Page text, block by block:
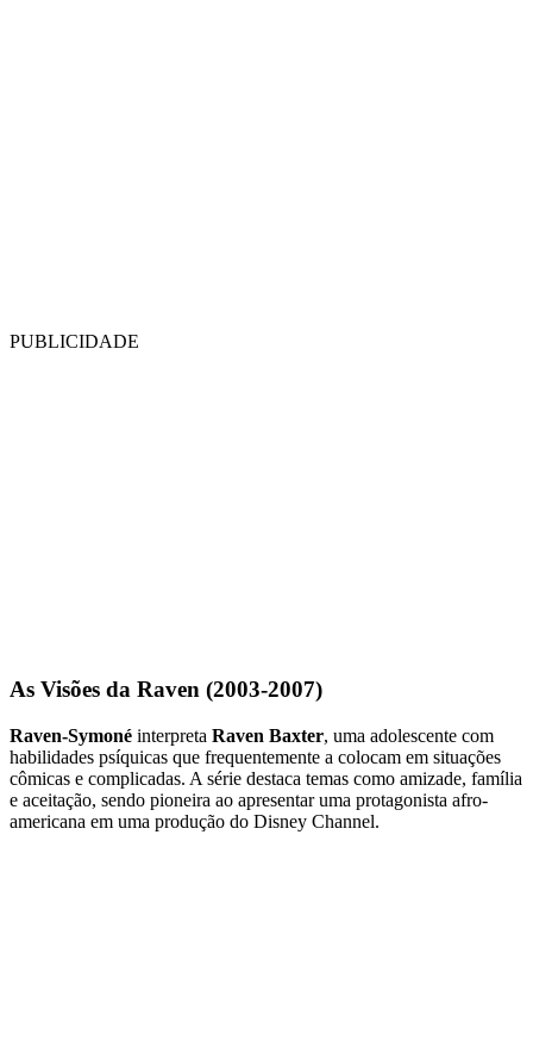
PUBLICIDADE
As Visões da Raven (2003-2007)
Raven-Symoné interpreta Raven Baxter, uma adolescente com
habilidades psíquicas que frequentemente a colocam em situações
cômicas e complicadas. A série destaca temas como amizade, família
e aceitação, sendo pioneira ao apresentar uma protagonista afro-
americana em uma produção do Disney Channel.